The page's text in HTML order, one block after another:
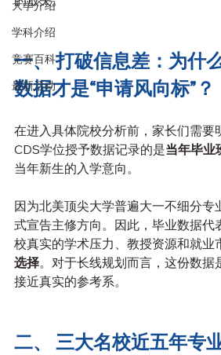
大学介绍
学科介绍
竞赛百科
最新活动
一、 打破信息差：为什
数据才是“申请风向标”？
在进入具体院校分析前，家长们需要
CDS学位授予数据记录的是当年毕业
当年新生的入学意向。
因为北美顶尖大学普遍大一不细分专
式宣告主修方向。因此，毕业数据代
校真实的学术压力、教授资源和就业
选择。对于长线规划而言，这份数据
接近真实的参考系。
二、 三大名校近五年专